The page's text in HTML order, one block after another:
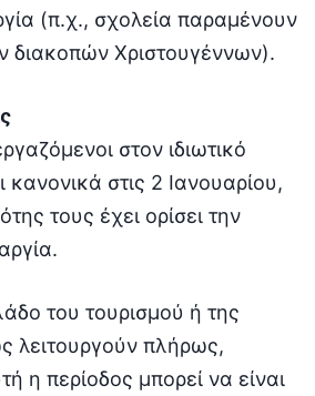
(π.χ., σχολεία παραμένουν
διακοπών Χριστουγέννων).
στον ιδιωτικό
κανονικά στις 2 Ιανουαρίου,
τους έχει ορίσει την
του τουρισμού ή της
λειτουργούν πλήρως,
η περίοδος μπορεί να είναι